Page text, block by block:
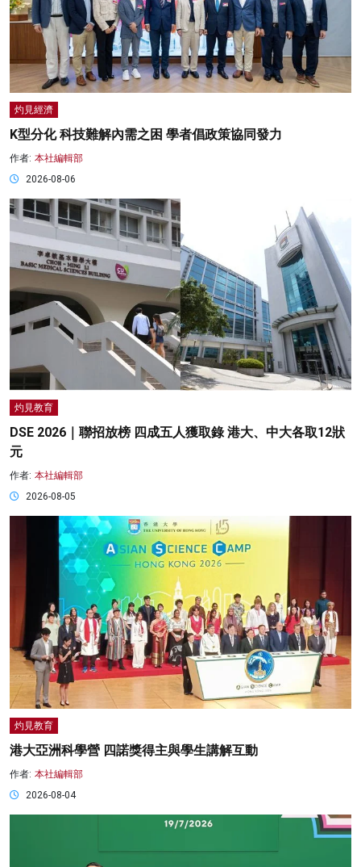
灼見經濟
K型分化 科技難解內需之困 學者倡政策協同發力
作者: 本社編輯部
2026-08-06
灼見教育
DSE 2026｜聯招放榜 四成五人獲取錄 港大、中大各取12狀
元
作者: 本社編輯部
2026-08-05
灼見教育
港大亞洲科學營 四諾獎得主與學生講解互動
作者: 本社編輯部
2026-08-04